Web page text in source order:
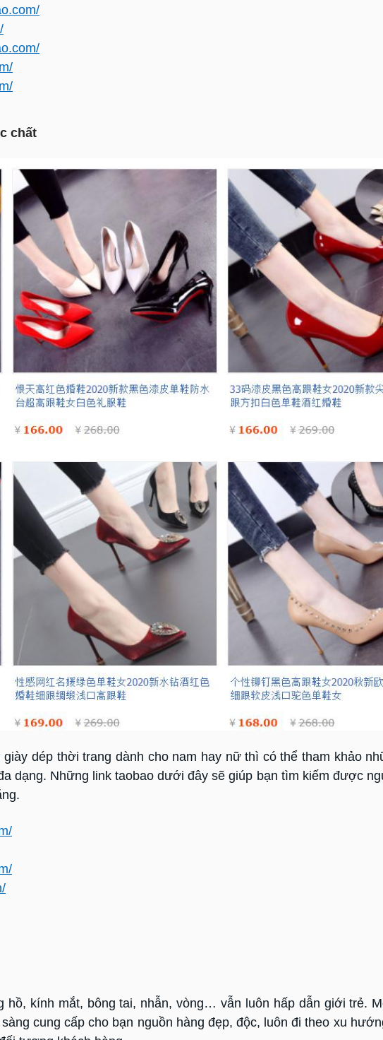
chất
dép thời trang dành cho nam hay nữ thì có thể tham khảo
dạng. Những link taobao dưới đây sẽ giúp bạn tìm kiếm được
hồ, kính mắt, bông tai, nhẫn, vòng… vẫn luôn hấp dẫn giới trẻ.
cung cấp cho bạn nguồn hàng đẹp, độc, luôn đi theo xu